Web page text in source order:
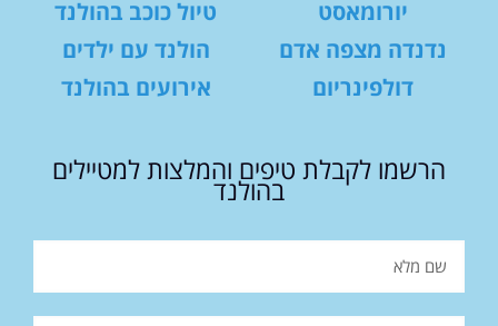
יורומאסט
נדנדה מצפה אדם
דולפינריום
טיול כוכב בהולנד
הולנד עם ילדים
אירועים בהולנד
הרשמו לקבלת טיפים והמלצות למטיילים
בהולנד